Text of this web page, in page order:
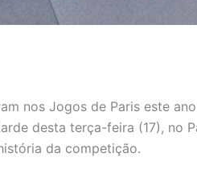
nos Jogos de Paris este
desta terça-feira (17), no
da competição.